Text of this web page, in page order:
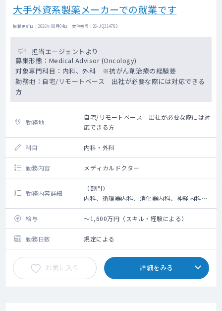
大手外資系製薬メーカーでの就業です
掲載更新日 : 2026年08月04日 案件番号 : 26-JQ314783
担当エージェントより
募集形態：Medical Advisor (Oncology)
対象専門科目：内科、外科 ※抗がん剤治療の経験要
勤務地：自宅/リモートベース 出社が必要な際には対応できる
方
勤務地
自宅/リモートベース 出社が必要な際には対
応できる方
科目 内科・外科
勤務内容 メディカルドクター
勤務内容詳細
（部門）
内科、循環器内科、消化器内科、神経内科、
総合診療科、一般外科、胸部外科、乳腺外
科、免疫アレルギー、産婦人科、精神科など
の専門分野を有して いるドクターが在籍して
います。 さらに各種がん医療に精通した医師
が多いことも特徴です。
業務内容
メディカルモニタリング：日本に割り当てら
れたプロジェクトのメディカルアドバイザー
給与 ～1,600万円（スキル・経験による）
勤務日数 規定による
お気に入り 詳細をみる